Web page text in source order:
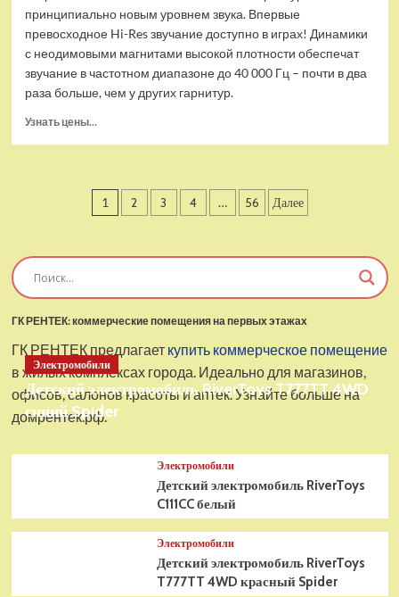
принципиально новым уровнем звука. Впервые
превосходное Hi-Res звучание доступно в играх! Динамики
с неодимовыми магнитами высокой плотности обеспечат
звучание в частотном диапазоне до 40 000 Гц – почти в два
раза больше, чем у других гарнитур.
Узнать цены...
наушники
Arctis
Пагинация
1 2 3 4 … 56 Далее
ГК РЕНТЕК: коммерческие помещения на первых этажах
ГК РЕНТЕК предлагает купить коммерческое помещение
в жилых комплексах города. Идеально для магазинов,
офисов, салонов красоты и аптек. Узнайте больше на
домрентек.рф.
Электромобили
Детский электромобиль RiverToys T777TT 4WD
синий Spider
Электромобили
Детский электромобиль RiverToys
C111CC белый
Электромобили
Детский электромобиль RiverToys
T777TT 4WD красный Spider